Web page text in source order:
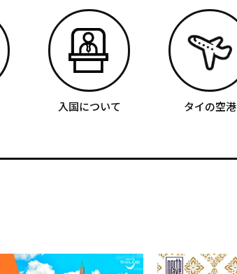
入国について タイの空港